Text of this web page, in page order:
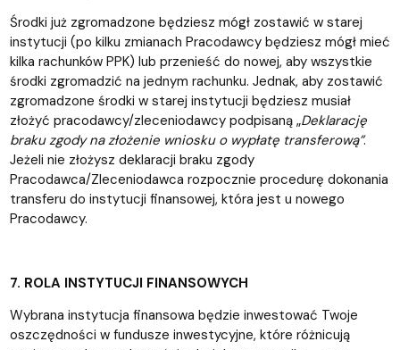
Środki już zgromadzone będziesz mógł zostawić w starej
instytucji (po kilku zmianach Pracodawcy będziesz mógł mieć
kilka rachunków PPK) lub przenieść do nowej, aby wszystkie
środki zgromadzić na jednym rachunku. Jednak, aby zostawić
zgromadzone środki w starej instytucji będziesz musiał
złożyć pracodawcy/zleceniodawcy podpisaną „Deklarację
braku zgody na złożenie wniosku o wypłatę transferową”.
Jeżeli nie złożysz deklaracji braku zgody
Pracodawca/Zleceniodawca rozpocznie procedurę dokonania
transferu do instytucji finansowej, która jest u nowego
Pracodawcy.
7. ROLA INSTYTUCJI FINANSOWYCH
Wybrana instytucja finansowa będzie inwestować Twoje
oszczędności w fundusze inwestycyjne, które różnicują